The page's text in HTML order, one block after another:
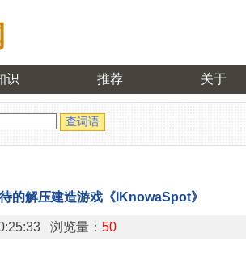
识 推荐 关于
的解压建造游戏《IKnowaSpot》
浏览量： 50